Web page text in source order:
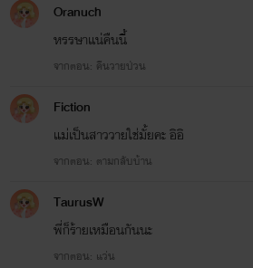
Oranuch
หรรษาแน่คืนนี้
จากตอน: คืนวายป่วน
Fiction
แม่เป็นสาววายใช่มั้ยคะ อิอิ
จากตอน: ตามกลับบ้าน
TaurusW
พี่ก็ร้ายเหมือนกันนะ
จากตอน: แว่น